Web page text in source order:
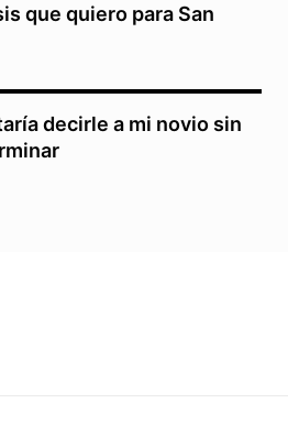
que quiero para San
decirle a mi novio sin